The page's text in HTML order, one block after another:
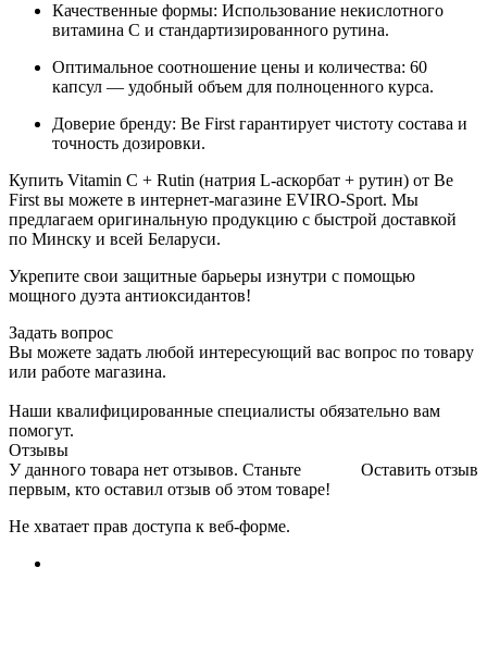
Качественные формы: Использование некислотного
витамина С и стандартизированного рутина.
Оптимальное соотношение цены и количества: 60
капсул — удобный объем для полноценного курса.
Доверие бренду: Be First гарантирует чистоту состава и
точность дозировки.
Купить Vitamin C + Rutin (натрия L-аскорбат + рутин) от Be
First вы можете в интернет-магазине EVIRO-Sport. Мы
предлагаем оригинальную продукцию с быстрой доставкой
по Минску и всей Беларуси.
Укрепите свои защитные барьеры изнутри с помощью
мощного дуэта антиоксидантов!
Задать вопрос
Вы можете задать любой интересующий вас вопрос по товару
или работе магазина.
Наши квалифицированные специалисты обязательно вам
помогут.
Отзывы
Оставить отзыв
У данного товара нет отзывов. Станьте
первым, кто оставил отзыв об этом товаре!
Не хватает прав доступа к веб-форме.